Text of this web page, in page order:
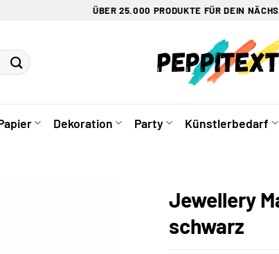
ÜBER 25.000 PRODUKTE FÜR DEIN
Dekoration Party Künstlerbedarf
Jewellery
schwarz